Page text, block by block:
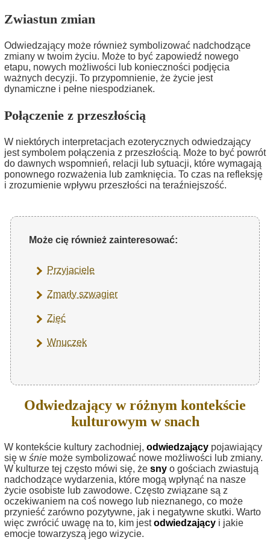
Zwiastun zmian
Odwiedzający może również symbolizować nadchodzące
zmiany w twoim życiu. Może to być zapowiedź nowego
etapu, nowych możliwości lub konieczności podjęcia
ważnych decyzji. To przypomnienie, że życie jest
dynamiczne i pełne niespodzianek.
Połączenie z przeszłością
W niektórych interpretacjach ezoterycznych odwiedzający
jest symbolem połączenia z przeszłością. Może to być powrót
do dawnych wspomnień, relacji lub sytuacji, które wymagają
ponownego rozważenia lub zamknięcia. To czas na refleksję
i zrozumienie wpływu przeszłości na teraźniejszość.
Może cię również zainteresować:
Przyjaciele
Zmarły szwagier
Zięć
Wnuczek
Odwiedzający w różnym kontekście
kulturowym w snach
W kontekście kultury zachodniej, odwiedzający pojawiający
się w śnie może symbolizować nowe możliwości lub zmiany.
W kulturze tej często mówi się, że sny o gościach zwiastują
nadchodzące wydarzenia, które mogą wpłynąć na nasze
życie osobiste lub zawodowe. Często związane są z
oczekiwaniem na coś nowego lub nieznanego, co może
przynieść zarówno pozytywne, jak i negatywne skutki. Warto
więc zwrócić uwagę na to, kim jestodwiedzający i jakie
emocje towarzyszą jego wizycie.